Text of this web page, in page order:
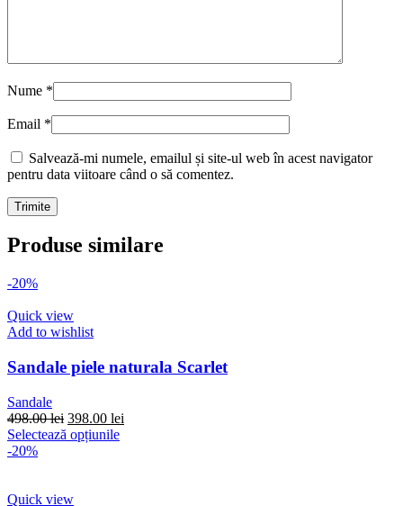
Nume *
Email *
Salvează-mi numele, emailul și site-ul web în acest navigator
pentru data viitoare când o să comentez.
Produse similare
-20%
Quick view
Add to wishlist
Sandale piele naturala Scarlet
Sandale
498.00lei Prețul
inițial
398.00 lei
Selectează opțiunileAcest
-20%
Quick view